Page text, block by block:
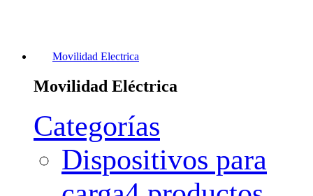
Movilidad Electrica
Movilidad Eléctrica
Categorías
Dispositivos para